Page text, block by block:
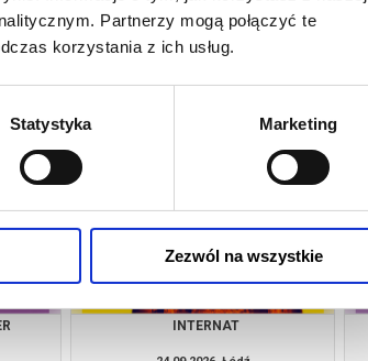
Partnerzy mogą połączyć te
korzystania z ich usług.
Statystyka Marketing
Zezwól na wszystkie
info
PRANIE MUZGÓ
kup bilet
INTERNAT